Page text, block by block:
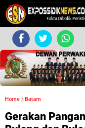
Home / Batam
Gerakan